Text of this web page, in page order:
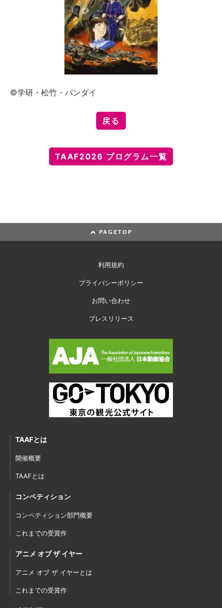
©学研・松竹・バンダイ
戻る
TAAF2026 プログラム一覧
PAGETOP
利用規約
プライバシーポリシー
お問い合わせ
プレスリリース
TAAFとは
開催概要
TAAFとは
コンペティション
コンペティション部門概要
これまでの受賞作
アニメ オブ ザ イヤー
アニメ オブ ザ イヤーとは
これまでの受賞作